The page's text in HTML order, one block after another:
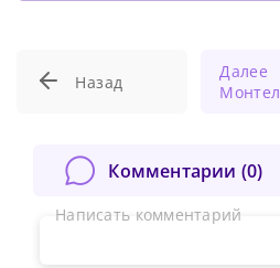
Назад
Далее
Монтелукаст в качестве
Комментарии (0)
Написать комментарий